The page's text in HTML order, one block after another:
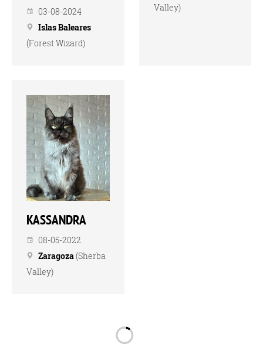
03-08-2024
Islas Baleares
(Forest Wizard)
Valley)
KASSANDRA
08-05-2022
Zaragoza(Sherba
Valley)